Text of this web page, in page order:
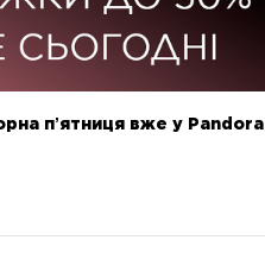
пʼятниця вже у Pandora